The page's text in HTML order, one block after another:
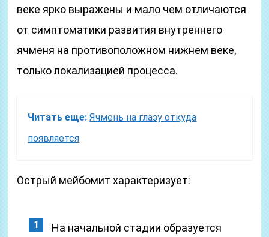
веке ярко выражены и мало чем отличаются
от симптоматики развития внутреннего
ячменя на противоположном нижнем веке,
только локализацией процесса.
Читать еще: Ячмень на глазу откуда
появляется
Острый мейбомит характеризует:
На начальной стадии образуется